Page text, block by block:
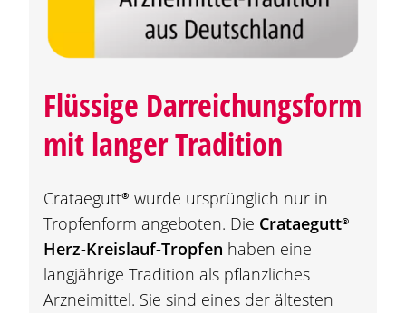
Flüssige Darreichungsform
mit langer Tradition
Crataegutt® wurde ursprünglich nur in
Tropfenform angeboten. Die Crataegutt®
Herz-Kreislauf-Tropfen haben eine
langjährige Tradition als pflanzliches
Arzneimittel. Sie sind eines der ältesten